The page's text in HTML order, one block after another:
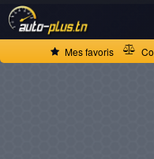
Mes favoris
ACCUEIL